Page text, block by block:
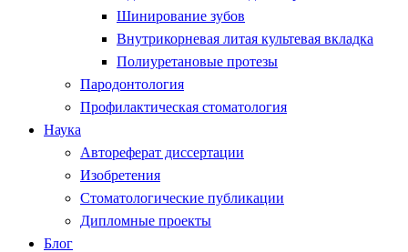
Шинирование зубов
Внутрикорневая литая культевая вкладка
Полиуретановые протезы
Пародонтология
Профилактическая стоматология
Наука
Автореферат диссертации
Изобретения
Стоматологические публикации
Дипломные проекты
Блог